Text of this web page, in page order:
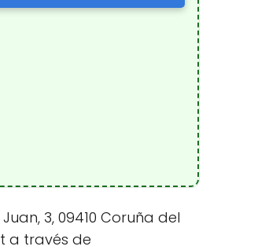
3, 09410 Coruña del
a través de